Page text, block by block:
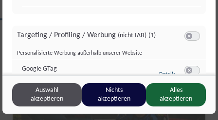
Salzburg Magazin
Targeting / Profiling / Werbung (nicht IAB) (1)
Personalisierte Werbung außerhalb unserer Website
Google GTag
Google Ireland Limited, Irland Details zu Google GTag
Sonstige Inhalte(nicht IAB) (2)
Auswahl
akzeptieren
Nichts
akzeptieren
Alles
akzeptieren